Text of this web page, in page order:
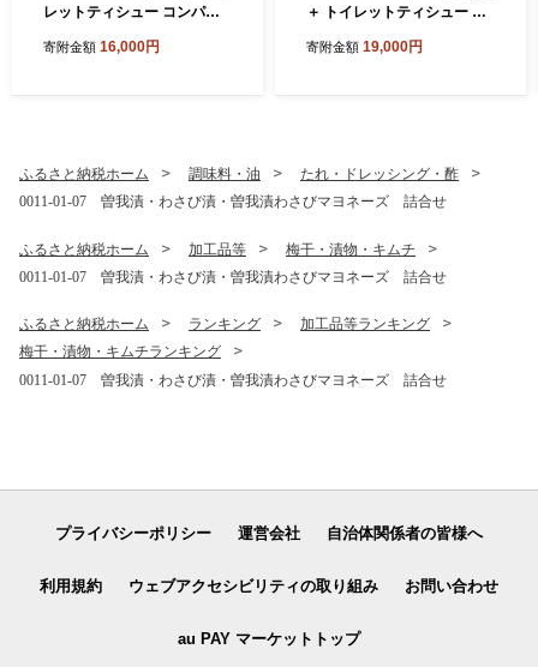
レットティシュー コンパク
64ロール 1.5倍巻 82.5m ト
寄附金額 16,000円
＋ トイレットティシュー し
の香り コンパクトダブル 8ロ
寄附金額 19,000円
ふるさと納税ホーム 調味料・油
たれ・ドレッシング・酢
0011-01-07 曽我漬・わさび漬・曽我漬わさびマヨネーズ 詰合せ
ふるさと納税ホーム 加工品等
梅干・漬物・キムチ
0011-01-07 曽我漬・わさび漬・曽我漬わさびマヨネーズ 詰合せ
ふるさと納税ホーム ランキング
加工品等ランキング
梅干・漬物・キムチランキング
0011-01-07 曽我漬・わさび漬・曽我漬わさびマヨネーズ 詰合せ
プライバシーポリシー 運営会社 自治体関係者の皆様へ
利用規約 ウェブアクセシビリティの取り組み お問い合わせ
au PAY マーケットトップ